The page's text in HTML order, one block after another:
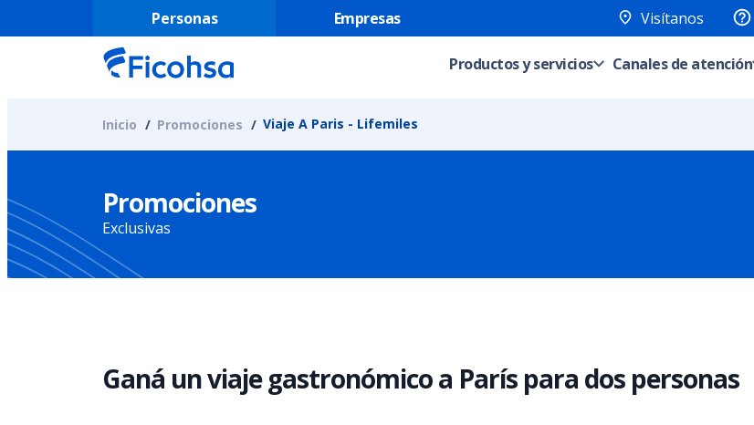
Personas Empresas Visítanos
Productos y servicios Canales de atención
Inicio Promociones Viaje A Paris - Lifemiles
Promociones
Exclusivas
Ganá un viaje gastronómico a París para dos personas